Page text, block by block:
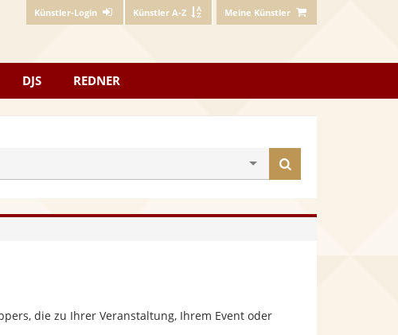
Künstler-Login Künstler A-Z Meine Künstler
DJS REDNER
finden
die zu Ihrer Veranstaltung, Ihrem Event oder